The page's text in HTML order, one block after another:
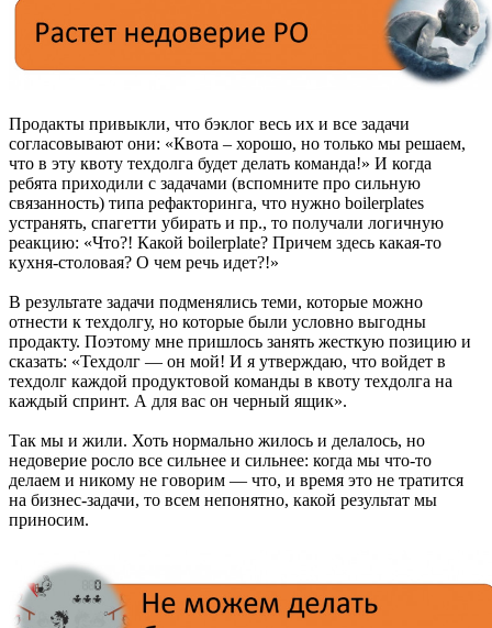
Продакты привыкли, что бэклог весь их и все задачи
согласовывают они: «Квота – хорошо, но только мы решаем,
что в эту квоту техдолга будет делать команда!» И когда
ребята приходили с задачами (вспомните про сильную
связанность) типа рефакторинга, что нужно boilerplates
устранять, спагетти убирать и пр., то получали логичную
реакцию: «Что?! Какой boilerplate? Причем здесь какая-то
кухня-столовая? О чем речь идет?!»
В результате задачи подменялись теми, которые можно
отнести к техдолгу, но которые были условно выгодны
продакту. Поэтому мне пришлось занять жесткую позицию и
сказать: «Техдолг — он мой! И я утверждаю, что войдет в
техдолг каждой продуктовой команды в квоту техдолга на
каждый спринт. А для вас он черный ящик».
Так мы и жили. Хоть нормально жилось и делалось, но
недоверие росло все сильнее и сильнее: когда мы что-то
делаем и никому не говорим — что, и время это не тратится
на бизнес-задачи, то всем непонятно, какой результат мы
приносим.